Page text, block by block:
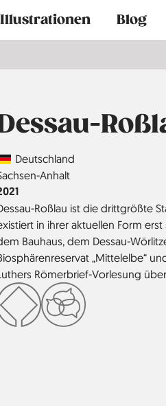
Illustrationen Blog
Deutschland
Anhalt
Roßlau ist die drittgrößte
in ihrer aktuellen Form
Bauhaus, dem Dessau-
„Mittelelbe“
Römerbrief-Vorlesung